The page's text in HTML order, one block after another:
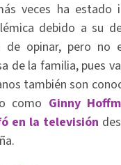
veces ha estado
debido a su
de opinar, pero no
de la familia, pues
también son
como Ginny
en la televisión